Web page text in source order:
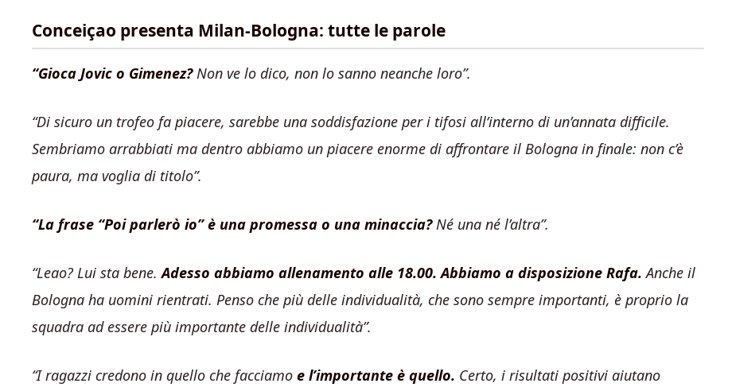
Conceiçao presenta Milan-Bologna: tutte le parole
“Gioca Jovic o Gimenez? Non ve lo dico, non lo sanno neanche loro”.
“Di sicuro un trofeo fa piacere, sarebbe una soddisfazione per i tifosi all’interno di un’annata difficile.
Sembriamo arrabbiati ma dentro abbiamo un piacere enorme di affrontare il Bologna in finale: non c’è
paura, ma voglia di titolo”.
“La frase “Poi parlerò io” è una promessa o una minaccia? Né una né l’altra”.
“Leao? Lui sta bene.Adesso abbiamo allenamento alle 18.00. Abbiamo a disposizione Rafa. Anche il
Bologna ha uomini rientrati. Penso che più delle individualità, che sono sempre importanti, è proprio la
squadra ad essere più importante delle individualità”.
“I ragazzi credono in quello che facciamo e l’importante è quello. Certo, i risultati positivi aiutano